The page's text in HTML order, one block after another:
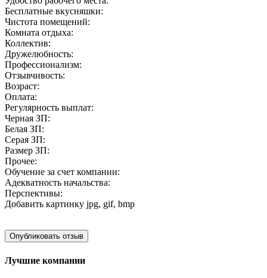
Бесплатные вкусняшки:
Чистота помещений:
Комната отдыха:
Коллектив:
Дружелюбность:
Профессионализм:
Отзывчивость:
Возраст:
Оплата:
Регулярность выплат:
Черная ЗП:
Белая ЗП:
Серая ЗП:
Размер ЗП:
Прочее:
Обучение за счет компании:
Адекватность начальства:
Перспективы:
Добавить картинку jpg, gif, bmp
Лучшие компании